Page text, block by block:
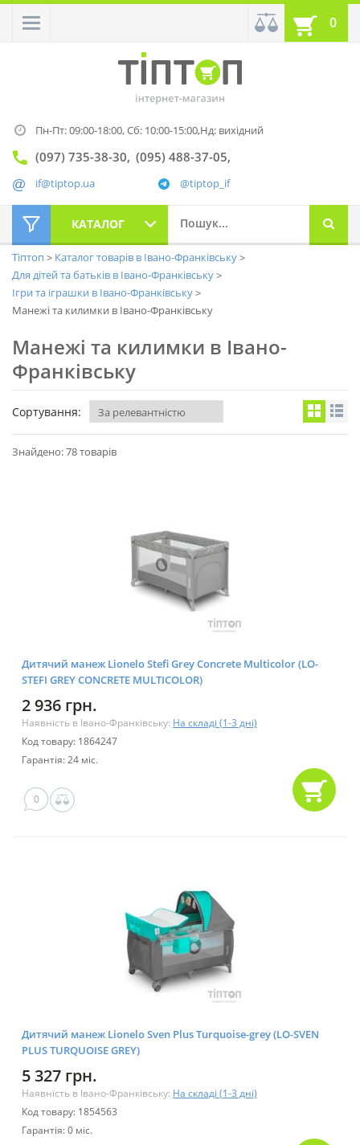
0
Пн-Пт: 09:00-18:00,Сб: 10:00-15:00,Нд: вихідний
(097) 735-38-30 (095) 488-37-05
@tiptop_if
if@tiptop.ua
КАТАЛОГ
Тіптоп
Каталог товарів в Івано-Франківську
Для дітей та батьків в Івано-Франківську
Ігри та іграшки в Івано-Франківську
Манежі та килимки в Івано-Франківську
Манежі та килимки в Івано-
Франківську
Сортування:
Знайдено: 78 товарів
Дитячий манеж Lionelo Stefi Grey Concrete Multicolor (LO-
STEFI GREY CONCRETE MULTICOLOR)
2 936 грн.
Наявність в Івано-Франківську: На складі (1-3 дні)
Код товару: 1864247
Гарантія: 24 міс.
0
Дитячий манеж Lionelo Sven Plus Turquoise-grey (LO-SVEN
PLUS TURQUOISE GREY)
5 327 грн.
Наявність в Івано-Франківську: На складі (1-3 дні)
Код товару: 1854563
Гарантія: 0 міс.